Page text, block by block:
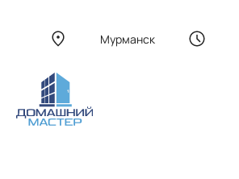
содержимому
Мурманск